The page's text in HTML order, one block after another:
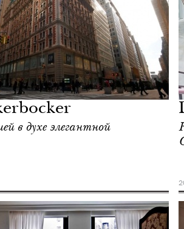
в духе элегантной